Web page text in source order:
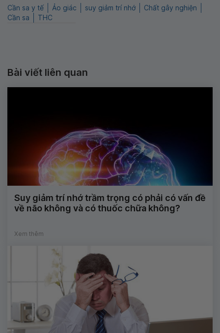
Cần sa y tế Ảo giác suy giảm trí nhớ
Chất gây nghiện
Cần sa
THC
Bài viết liên quan
Suy giảm trí nhớ trầm trọng có phải có vấn đề
về não không và có thuốc chữa không?
Xem thêm